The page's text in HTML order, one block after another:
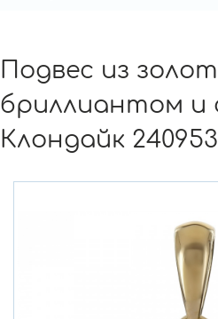
Подвес из
бриллиантом и
Клондайк